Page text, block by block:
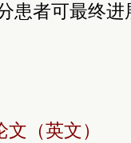
患者可最终
（英文）